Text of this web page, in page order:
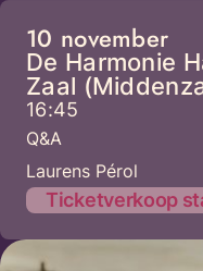
10 november
De Harmonie
Zaal
16:45
Q&A
Laurens Pérol
Ticketverkoop